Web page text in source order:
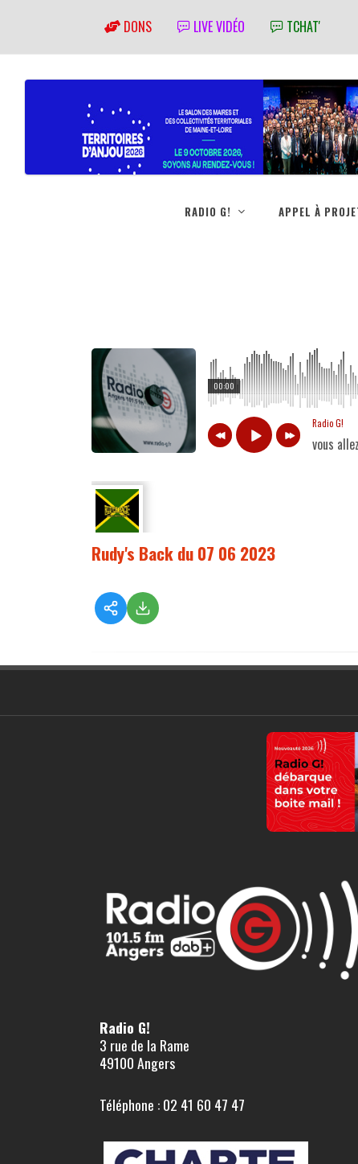
DONS LIVE VIDÉO TCHAT'
RADIO G! APPEL À
00:00
Radio G!
vous
Rudy's Back du 07 06 2023
Radio G!
3 rue de la Rame
49100 Angers
Téléphone : 02 41 60 47 47